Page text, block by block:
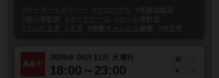
#マーダーミステリー
#どなたでも
#初参加歓迎
#初心者歓迎
#ボードゲーム
#お一人様歓迎
#さいたま市
#大宮 #無断キャンセル厳禁 #埼玉県
募集中
2026年 08 月 11 日 火 曜日
18:00～23:00
1